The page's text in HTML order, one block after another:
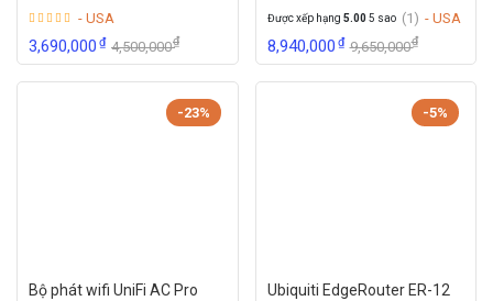
- USA
3,690,000₫ 4,500,000₫
Được xếp hạng 5.005 sao (1) - USA
8,940,000₫ 9,650,000₫
-23%
Bộ phát wifi UniFi AC Pro
-5%
Ubiquiti EdgeRouter ER-12